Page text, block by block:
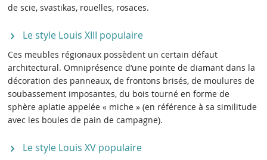
de scie, svastikas, rouelles, rosaces.
Le style Louis XIII populaire
Ces meubles régionaux possèdent un certain défaut
architectural. Omniprésence d’une pointe de diamant dans la
décoration des panneaux, de frontons brisés, de moulures de
soubassement imposantes, du bois tourné en forme de
sphère aplatie appelée « miche » (en référence à sa similitude
avec les boules de pain de campagne).
Le style Louis XV populaire